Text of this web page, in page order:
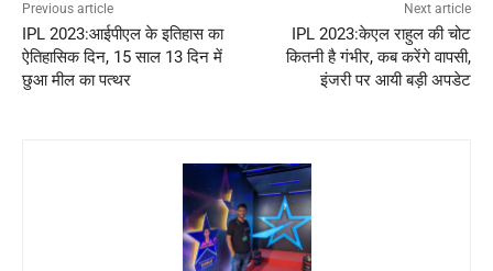
Previous article
IPL 2023:आईपीएल के इतिहास का
ऐतिहासिक दिन, 15 साल 13 दिन में
छुआ मील का पत्थर
Next article
IPL 2023:केएल राहुल की चोट
कितनी है गंभीर, कब करेंगे वापसी,
इंजरी पर आयी बड़ी अपडेट